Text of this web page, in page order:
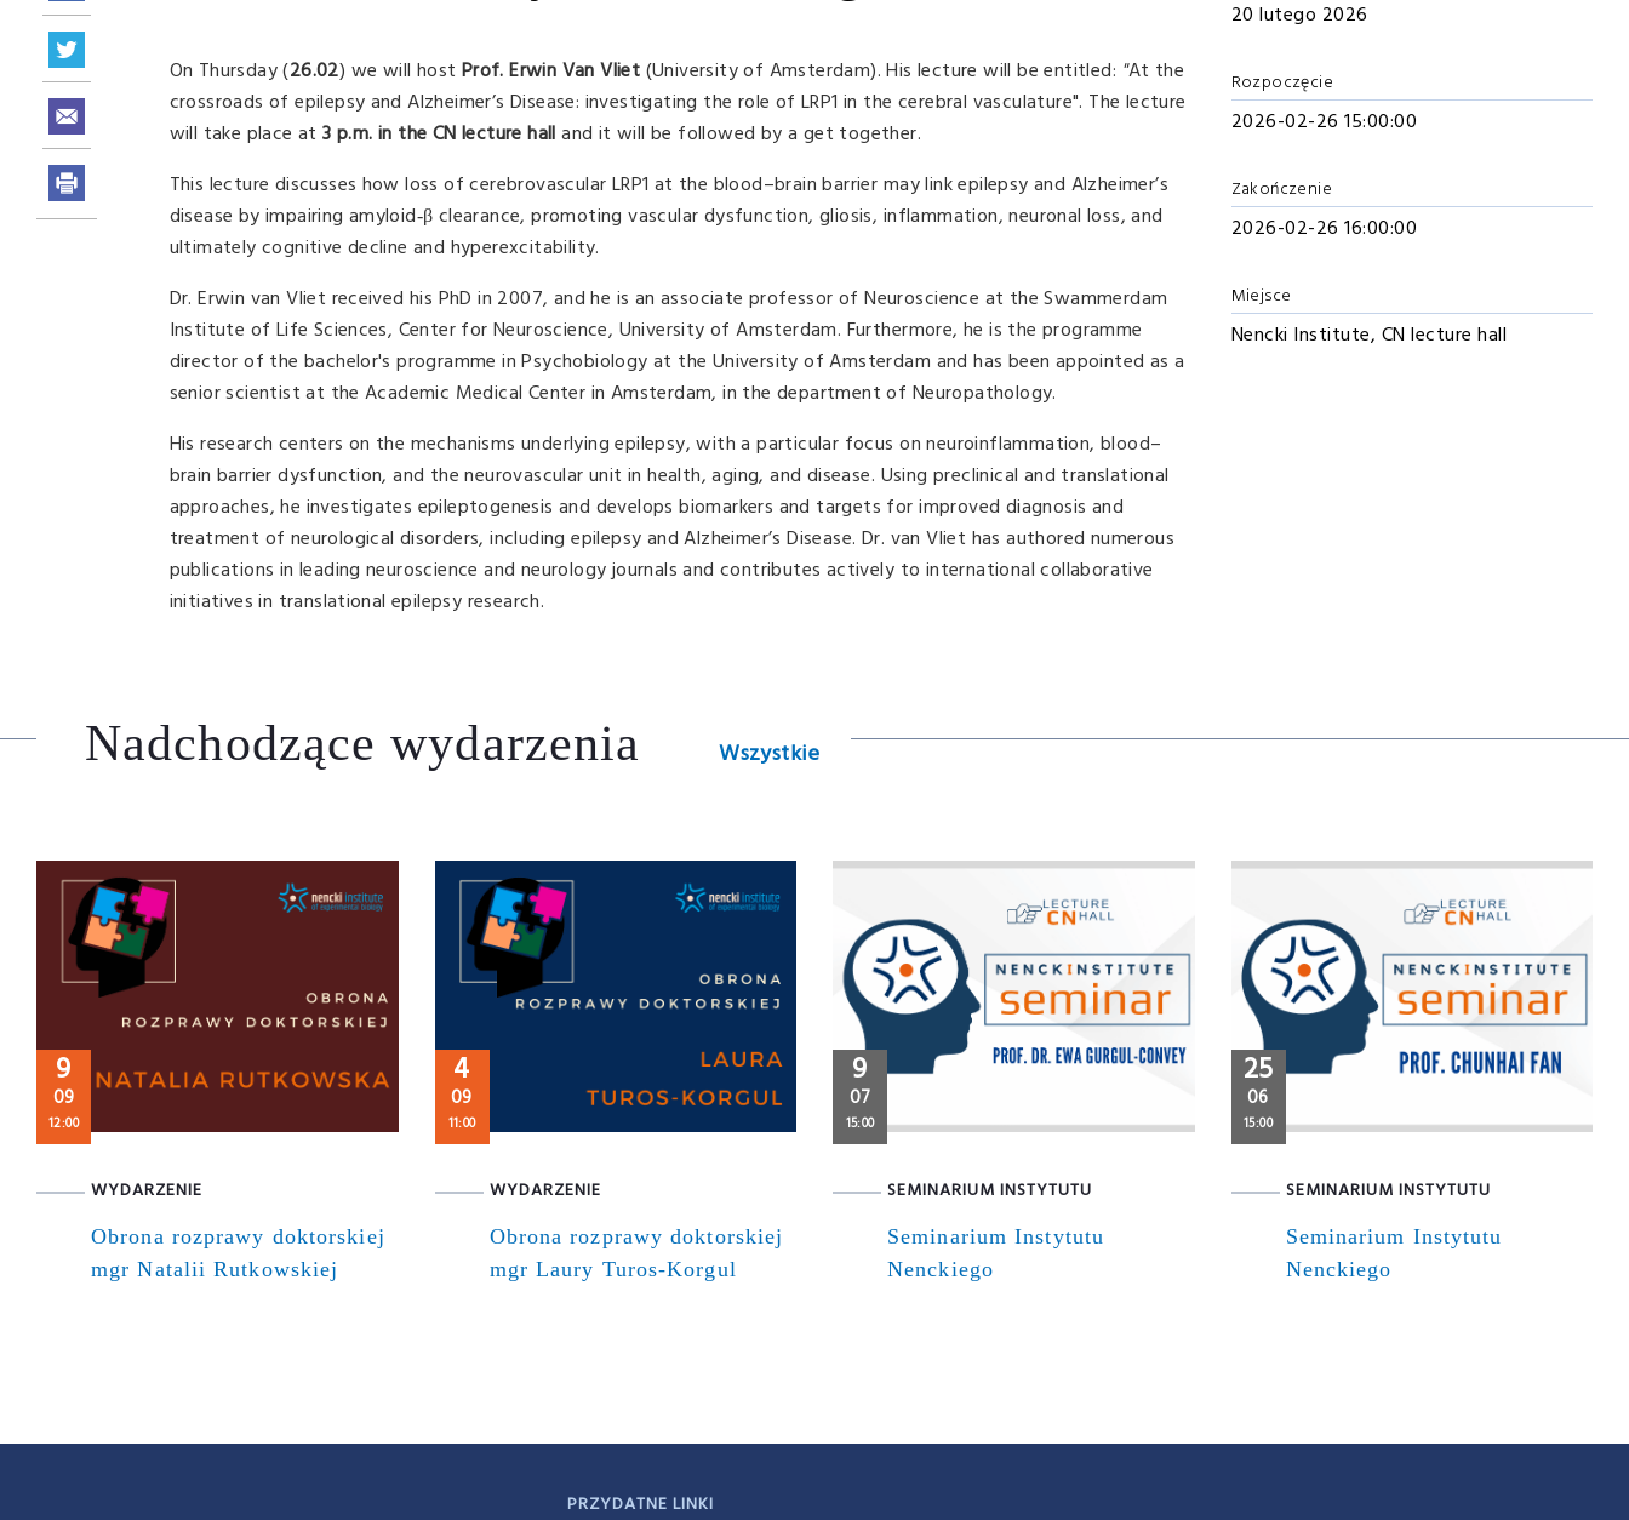
On Thursday (26.02) we will host Prof. Erwin Van Vliet(University of Amsterdam). His lecture will be entitled: "At the
crossroads of epilepsy and Alzheimer’s Disease: investigating the role of LRP1 in the cerebral vasculature". The lecture
will take place at3 p.m. in the CN lecture halland it will be followed by a get together.
This lecture discusses how loss of cerebrovascular LRP1 at the blood–brain barrier may link epilepsy and Alzheimer’s
disease by impairing amyloid‑β clearance, promoting vascular dysfunction, gliosis, inflammation, neuronal loss, and
ultimately cognitive decline and hyperexcitability.
Dr. Erwin van Vliet received his PhD in 2007, and he is an associate professor of Neuroscience at the Swammerdam
Institute of Life Sciences, Center for Neuroscience, University of Amsterdam. Furthermore, he is the programme
director of the bachelor's programme in Psychobiology at the University of Amsterdam and has been appointed as a
senior scientist at the Academic Medical Center in Amsterdam, in the department of Neuropathology.
His research centers on the mechanisms underlying epilepsy, with a particular focus on neuroinflammation, blood–
brain barrier dysfunction, and the neurovascular unit in health, aging, and disease. Using preclinical and translational
approaches, he investigates epileptogenesis and develops biomarkers and targets for improved diagnosis and
treatment of neurological disorders, including epilepsy and Alzheimer’s Disease. Dr. van Vliet has authored numerous
publications in leading neuroscience and neurology journals and contributes actively to international collaborative
initiatives in translational epilepsy research.
20 lutego 2026
Rozpoczęcie
2026-02-26 15:00:00
Zakończenie
2026-02-26 16:00:00
Miejsce
Nencki Institute, CN lecture hall
Nadchodzące wydarzenia Wszystkie
9
09
12:00
WYDARZENIE
Obrona rozprawy doktorskiej
mgr Natalii Rutkowskiej
4
09
11:00
WYDARZENIE
Obrona rozprawy doktorskiej
mgr Laury Turos-Korgul
9
07
15:00
SEMINARIUM INSTYTUTU
Seminarium Instytutu
Nenckiego
25
06
15:00
SEMINARIUM INSTYTUTU
Seminarium Instytutu
Nenckiego
PRZYDATNE LINKI